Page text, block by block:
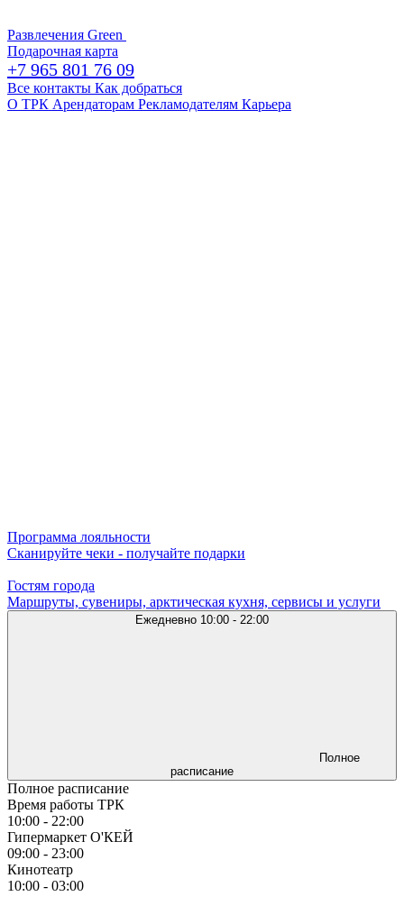
Развлечения Green
Подарочная карта
+7 965 801 76 09
Все контакты Как добраться
О ТРК Арендаторам Рекламодателям Карьера
Программа лояльности
Сканируйте чеки - получайте подарки
Гостям города
Маршруты, сувениры, арктическая кухня, сервисы и услуги
Ежедневно 10:00 - 22:00
Полное
расписание
Полное расписание
Время работы ТРК
10:00 - 22:00
Гипермаркет О'КЕЙ
09:00 - 23:00
Кинотеатр
10:00 - 03:00